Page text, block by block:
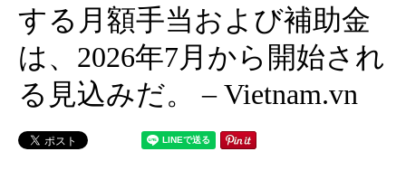
する月額手当および補助金
は、2026年7月から開始され
る見込みだ。 – Vietnam.vn